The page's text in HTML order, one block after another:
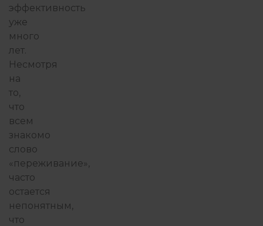
эффективность
уже
много
лет.
Несмотря
на
то,
что
всем
знакомо
слово
«переживание»,
часто
остается
непонятным,
что